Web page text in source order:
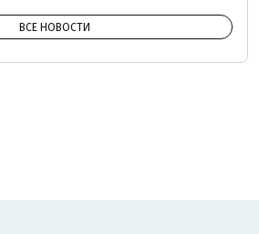
ВСЕ НОВОСТИ